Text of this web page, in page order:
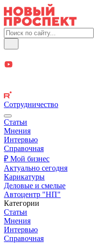
Сотрудничество
Статьи
Мнения
Интервью
Справочная
₽ Мой бизнес
Актуально сегодня
Карикатуры
Деловые и смелые
Автоцентр "НП"
Категории
Статьи
Мнения
Интервью
Справочная